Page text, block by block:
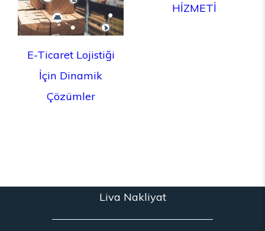
E-Ticaret Lojistiği
İçin Dinamik
Çözümler
HİZMETİ
Liva Nakliyat